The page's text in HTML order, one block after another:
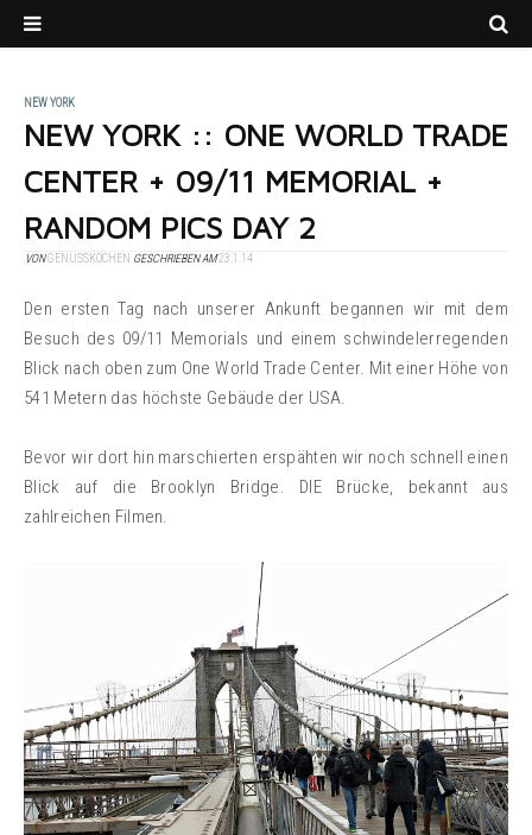
NEW YORK
NEW YORK :: ONE WORLD TRADE
CENTER + 09/11 MEMORIAL +
RANDOM PICS DAY 2
VONGENUSSKOCHEN GESCHRIEBEN AM23.1.14
Den ersten Tag nach unserer Ankunft begannen wir mit dem
Besuch des 09/11 Memorials und einem schwindelerregenden
Blick nach oben zum One World Trade Center. Mit einer Höhe von
541 Metern das höchste Gebäude der USA.
Bevor wir dort hin marschierten erspähten wir noch schnell einen
Blick auf die Brooklyn Bridge. DIE Brücke, bekannt aus
zahlreichen Filmen.